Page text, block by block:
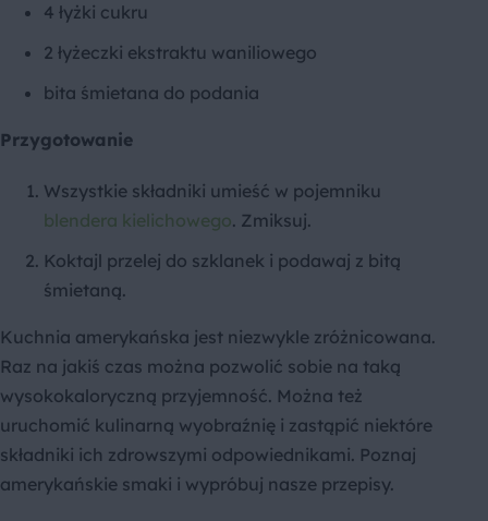
4 łyżki cukru
2 łyżeczki ekstraktu waniliowego
bita śmietana do podania
Przygotowanie
Wszystkie składniki umieść w pojemniku
blendera kielichowego. Zmiksuj.
Koktajl przelej do szklanek i podawaj z bitą
śmietaną.
Kuchnia amerykańska jest niezwykle zróżnicowana.
Raz na jakiś czas można pozwolić sobie na taką
wysokokaloryczną przyjemność. Można też
uruchomić kulinarną wyobraźnię i zastąpić niektóre
składniki ich zdrowszymi odpowiednikami. Poznaj
amerykańskie smaki i wypróbuj nasze przepisy.